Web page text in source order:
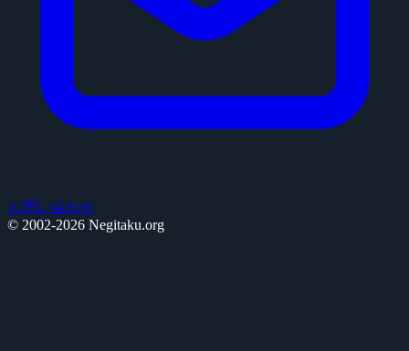
お問い合わせ
© 2002-2026 Negitaku.org